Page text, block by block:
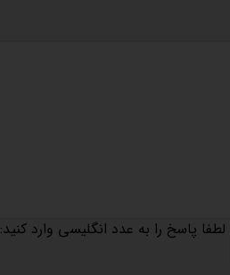
لطفا پاسخ را به عدد انگلیسی وارد کنید: